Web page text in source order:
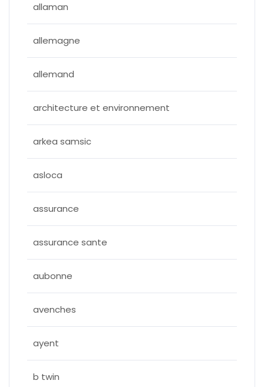
allaman
allemagne
allemand
architecture et environnement
arkea samsic
asloca
assurance
assurance sante
aubonne
avenches
ayent
b twin